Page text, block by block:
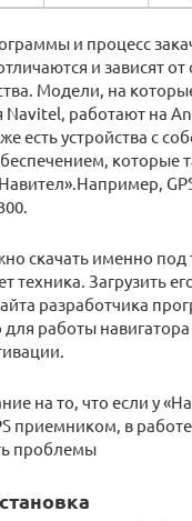
и процесс
и зависят
Модели, на
Navitel, работают на
есть устройства с
которые
скачать именно под
техника. Загрузить
разработчика
работы навигатора
на то, что если у
приемником, в работе
проблемы